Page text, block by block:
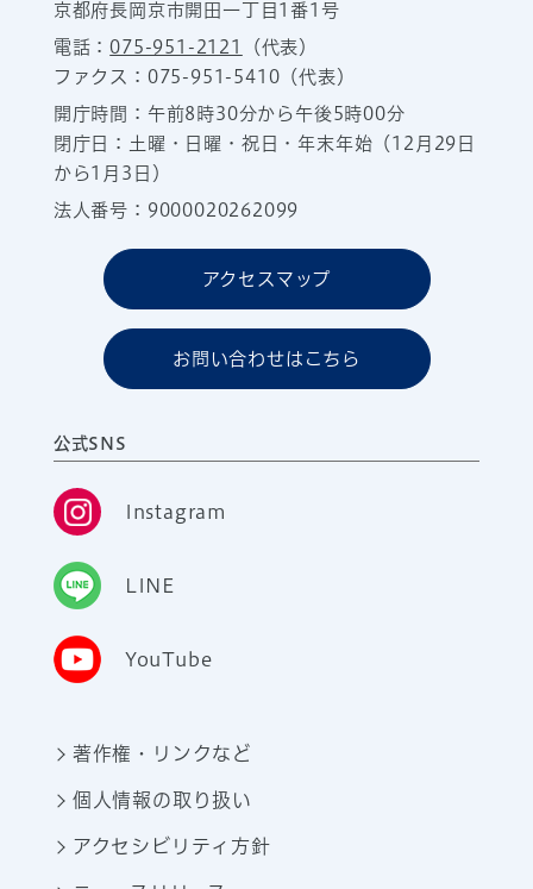
京都府長岡京市開田一丁目1番1号
電話：075-951-2121
（代表）
ファクス：075-951-5410（代表）
開庁時間：午前8時30分から午後5時00分
閉庁日：土曜・日曜・祝日・年末年始（12月29日
から1月3日）
法人番号：9000020262099
アクセスマップ
お問い合わせはこちら
公式SNS
Instagram
LINE
YouTube
著作権・リンクなど
個人情報の取り扱い
アクセシビリティ方針